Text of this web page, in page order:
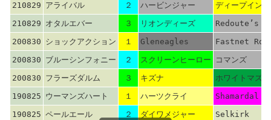
210829 アライバル ２ ハービンジャー
ディープイン
210829 オタルエバー ３ リオンディーズ
Redoute’s
200830 ショックアクション １ Gleneagles
Fastnet
200830 ブルーシンフォニー ２ スクリーンヒーロー
コマンズ
200830 フラーズダルム ３ キズナ
ホワイトマズル
190825 ウーマンズハート １ ハーツクライ
Shamardal
190825 ペールエール ２ ダイワメジャー
Selkirk